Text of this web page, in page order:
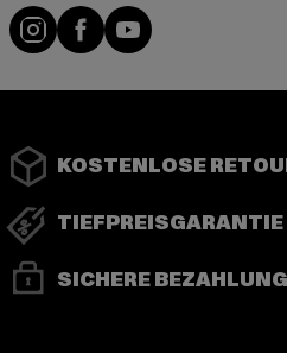
Instagram
FacebookYouTube
KOSTENLOSE
TIEFPREISGARANTIE
SICHERE BEZAHLUNG